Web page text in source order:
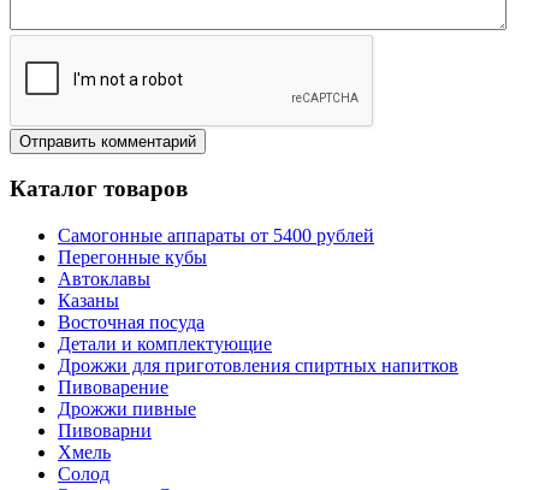
Каталог товаров
Самогонные аппараты от 5400 рублей
Перегонные кубы
Автоклавы
Казаны
Восточная посуда
Детали и комплектующие
Дрожжи для приготовления спиртных напитков
Пивоварение
Дрожжи пивные
Пивоварни
Хмель
Солод